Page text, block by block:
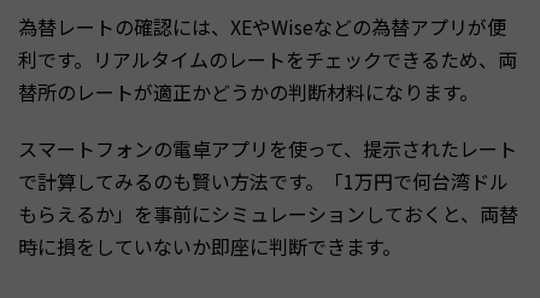
為替レートの確認には、XEやWiseなどの為替アプリが便
利です。リアルタイムのレートをチェックできるため、両
替所のレートが適正かどうかの判断材料になります。
スマートフォンの電卓アプリを使って、提示されたレート
で計算してみるのも賢い方法です。「1万円で何台湾ドル
もらえるか」を事前にシミュレーションしておくと、両替
時に損をしていないか即座に判断できます。